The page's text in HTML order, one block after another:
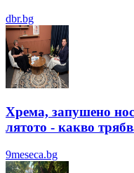
dbr.bg
Хрема, запушено
лятотo - какво
9meseca.bg